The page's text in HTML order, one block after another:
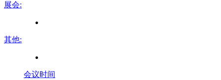
展会:
其他:
会议时间